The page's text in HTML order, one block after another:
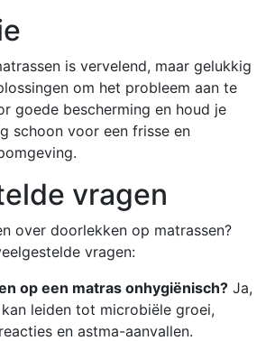
is vervelend, maar gelukkig
om het probleem aan te
goede bescherming en houd je
schoon voor een frisse en
vragen
over doorlekken op matrassen?
vragen:
op een matras onhygiënisch? Ja,
leiden tot microbiële groei,
en astma-aanvallen.